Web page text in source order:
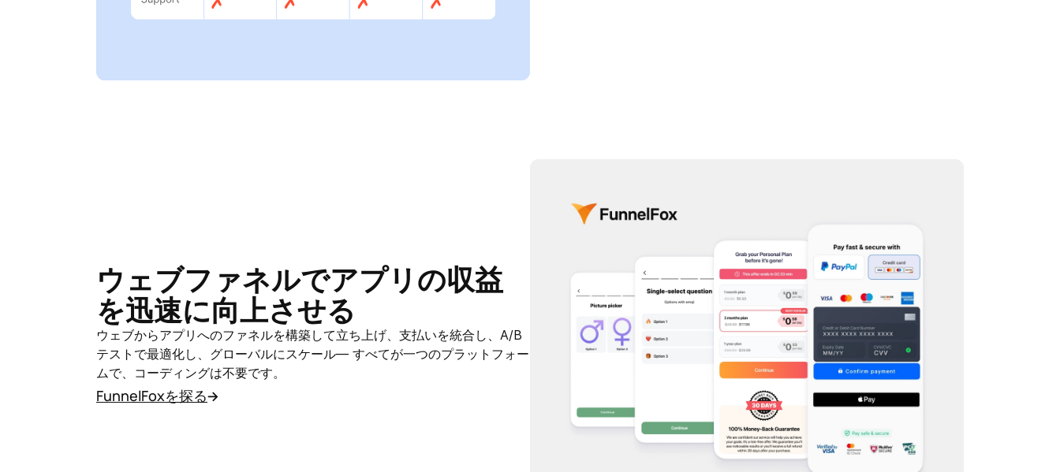
ウェブファネルでアプリの収益
を迅速に向上させる
ウェブからアプリへのファネルを構築して立ち上げ、支払いを統合し、A/B
テストで最適化し、グローバルにスケール— すべてが一つのプラットフォー
ムで、コーディングは不要です。
FunnelFoxを探る